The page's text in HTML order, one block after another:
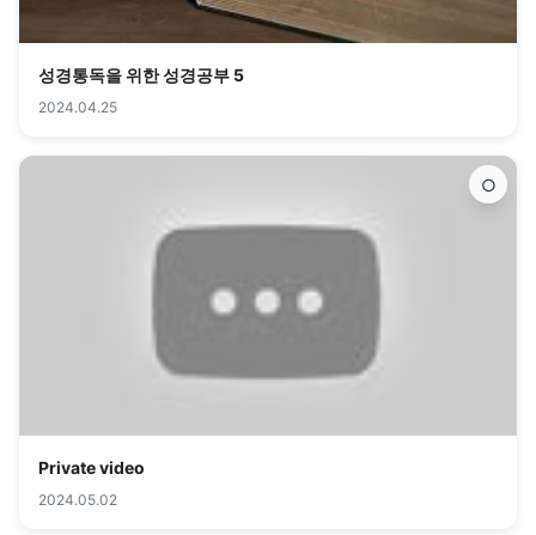
성경통독을 위한 성경공부 5
2024.04.25
○
Private video
2024.05.02